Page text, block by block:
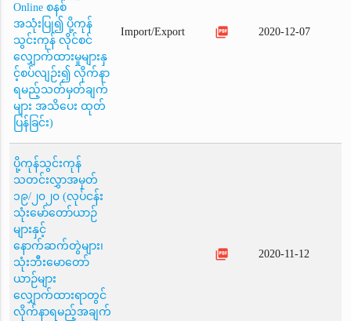
Online စနစ်
အသုံးပြု၍ ပို့ကုန်
သွင်းကုန် လိုင်စင်
လျှောက်ထားမှုများနှ
င့်စပ်လျဉ်း၍ လိုက်နာ
ရမည့်သတ်မှတ်ချက်
များ အသိပေး ထုတ်
ပြန်ခြင်း)
Import/Export picture_as_pdf 2020-12-07
ပို့ကုန်သွင်းကုန်
သတင်းလွှာအမှတ်
၁၉/၂၀၂၀ (လုပ်ငန်း
သုံးမော်တော်ယာဉ်
များနှင့်
နောက်ဆက်တွဲများ၊
သုံးဘီးမောတော်
ယာဉ်များ
လျှောက်ထားရာတွင်
လိုက်နာရမည့်အချက်
picture_as_pdf 2020-11-12